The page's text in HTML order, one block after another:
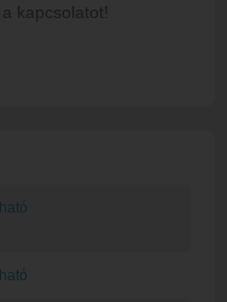
kapcsolatot!
nem töltötte ki a